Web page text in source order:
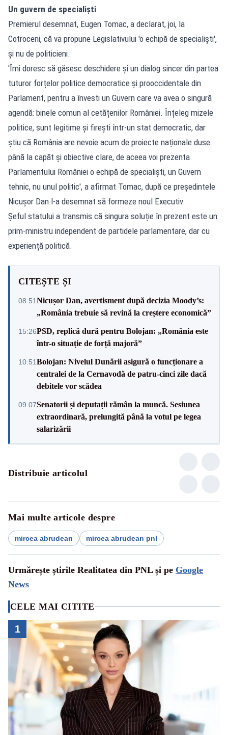
Un guvern de specialiști
Premierul desemnat, Eugen Tomac, a declarat, joi, la
Cotroceni, că va propune Legislativului 'o echipă de specialiști',
și nu de politicieni.
'Îmi doresc să găsesc deschidere și un dialog sincer din partea
tuturor forțelor politice democratice și prooccidentale din
Parlament, pentru a învesti un Guvern care va avea o singură
agendă: binele comun al cetățenilor României. Înțeleg mizele
politice, sunt legitime și firești într-un stat democratic, dar
știu că România are nevoie acum de proiecte naționale duse
până la capăt și obiective clare, de aceea voi prezenta
Parlamentului României o echipă de specialiști, un Guvern
tehnic, nu unul politic', a afirmat Tomac, după ce președintele
Nicușor Dan l-a desemnat să formeze noul Executiv.
Șeful statului a transmis că singura soluție în prezent este un
prim-ministru independent de partidele parlamentare, dar cu
experiență politică.
CITEȘTE ȘI
08:51Nicușor Dan, avertisment după decizia Moody’s:
„România trebuie să revină la creștere economică”
15:26PSD, replică dură pentru Bolojan: „România este
într-o situație de forță majoră”
10:51Bolojan: Nivelul Dunării asigură o funcționare a
centralei de la Cernavodă de patru-cinci zile dacă
debitele vor scădea
09:07Senatorii și deputații rămân la muncă. Sesiunea
extraordinară, prelungită până la votul pe legea
salarizării
Distribuie articolul
Mai multe articole despre
mircea abrudean mircea abrudean pnl
Urmărește știrile Realitatea din PNL și pe Google
News
CELE MAI CITITE
1